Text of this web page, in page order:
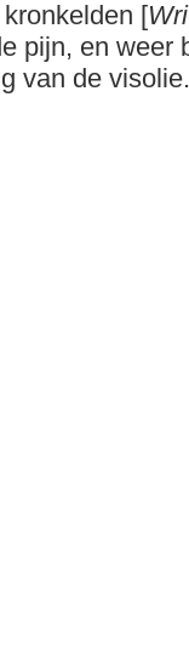
[
pijn, en weer
van de visolie.